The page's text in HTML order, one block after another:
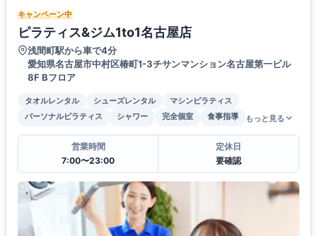
キャンペーン中
ピラティス&ジム1to1名古屋店
浅間町駅から車で4分
愛知県名古屋市中村区椿町1-3チサンマンション名古屋第一ビル
8F Bフロア
タオルレンタル シューズレンタル
マシンピラティス
パーソナルピラティス
シャワー 完全個室 食事指導 もっと見る
営業時間
7:00〜23:00
定休日
要確認